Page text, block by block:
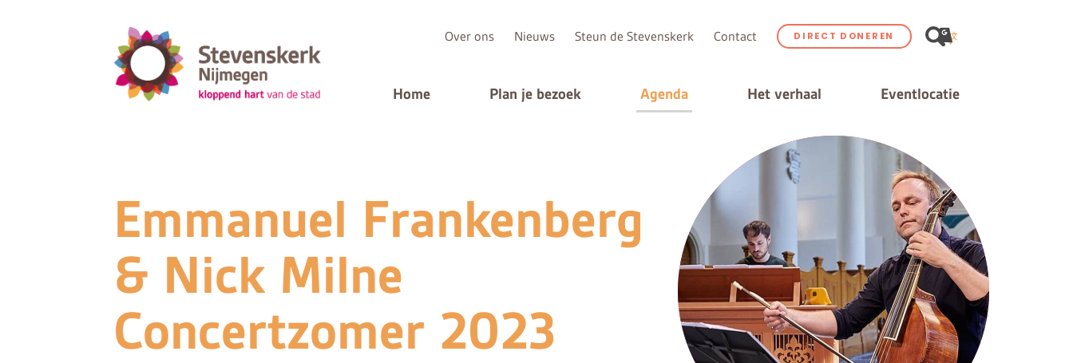
Over ons Nieuws Steun de Stevenskerk Contact DIRECT DONEREN
Home Plan je bezoek Agenda Het verhaal Eventlocatie
Emmanuel Frankenberg
& Nick Milne
Concertzomer 2023